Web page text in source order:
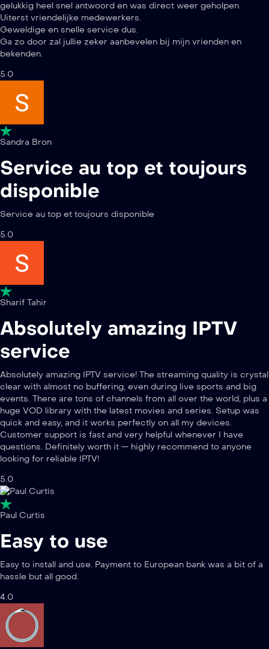
gelukkig heel snel antwoord en was direct weer geholpen.
Uiterst vriendelijke medewerkers.
Geweldige en snelle service dus.
Ga zo door zal jullie zeker aanbevelen bij mijn vrienden en
bekenden.
5.0
Sandra Bron
Service au top et toujours
disponible
Service au top et toujours disponible
5.0
Sharif Tahir
Absolutely amazing IPTV
service
Absolutely amazing IPTV service! The streaming quality is crystal
clear with almost no buffering, even during live sports and big
events. There are tons of channels from all over the world, plus a
huge VOD library with the latest movies and series. Setup was
quick and easy, and it works perfectly on all my devices.
Customer support is fast and very helpful whenever I have
questions. Definitely worth it — highly recommend to anyone
looking for reliable IPTV!
5.0
Paul Curtis
Easy to use
Easy to install and use. Payment to European bank was a bit of a
hassle but all good.
4.0